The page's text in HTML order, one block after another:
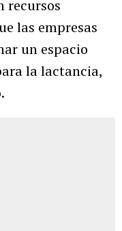
recursos
las empresas
un espacio
la lactancia,